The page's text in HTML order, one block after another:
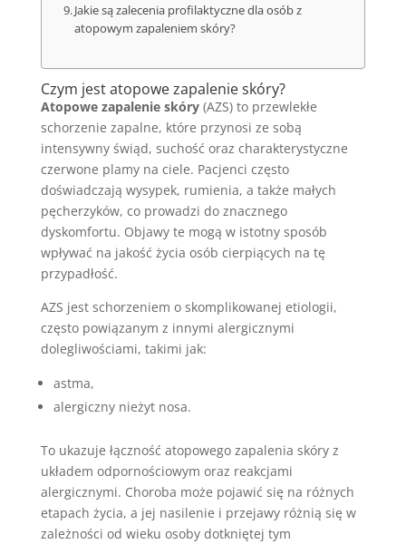
Jakie są zalecenia profilaktyczne dla osób z
atopowym zapaleniem skóry?
Czym jest atopowe zapalenie skóry?
Atopowe zapalenie skóry(AZS) to przewlekłe
schorzenie zapalne, które przynosi ze sobą
intensywny świąd, suchość oraz charakterystyczne
czerwone plamy na ciele. Pacjenci często
doświadczają wysypek, rumienia, a także małych
pęcherzyków, co prowadzi do znacznego
dyskomfortu. Objawy te mogą w istotny sposób
wpływać na jakość życia osób cierpiących na tę
przypadłość.
AZS jest schorzeniem o skomplikowanej etiologii,
często powiązanym z innymi alergicznymi
dolegliwościami, takimi jak:
astma,
alergiczny nieżyt nosa.
To ukazuje łączność atopowego zapalenia skóry z
układem odpornościowym oraz reakcjami
alergicznymi. Choroba może pojawić się na różnych
etapach życia, a jej nasilenie i przejawy różnią się w
zależności od wieku osoby dotkniętej tym